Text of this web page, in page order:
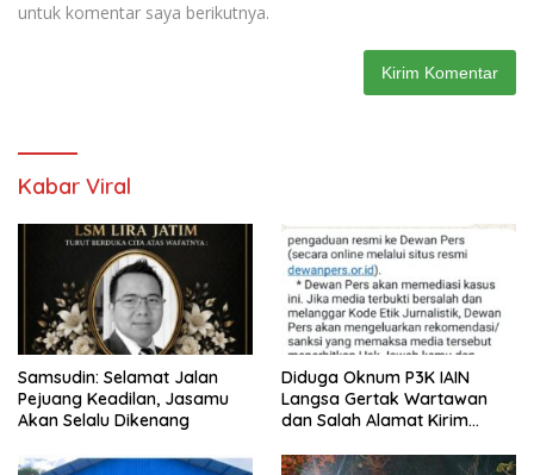
untuk komentar saya berikutnya.
Kabar Viral
Samsudin: Selamat Jalan
Pejuang Keadilan, Jasamu
Akan Selalu Dikenang
Diduga Oknum P3K IAIN
Langsa Gertak Wartawan
dan Salah Alamat Kirim